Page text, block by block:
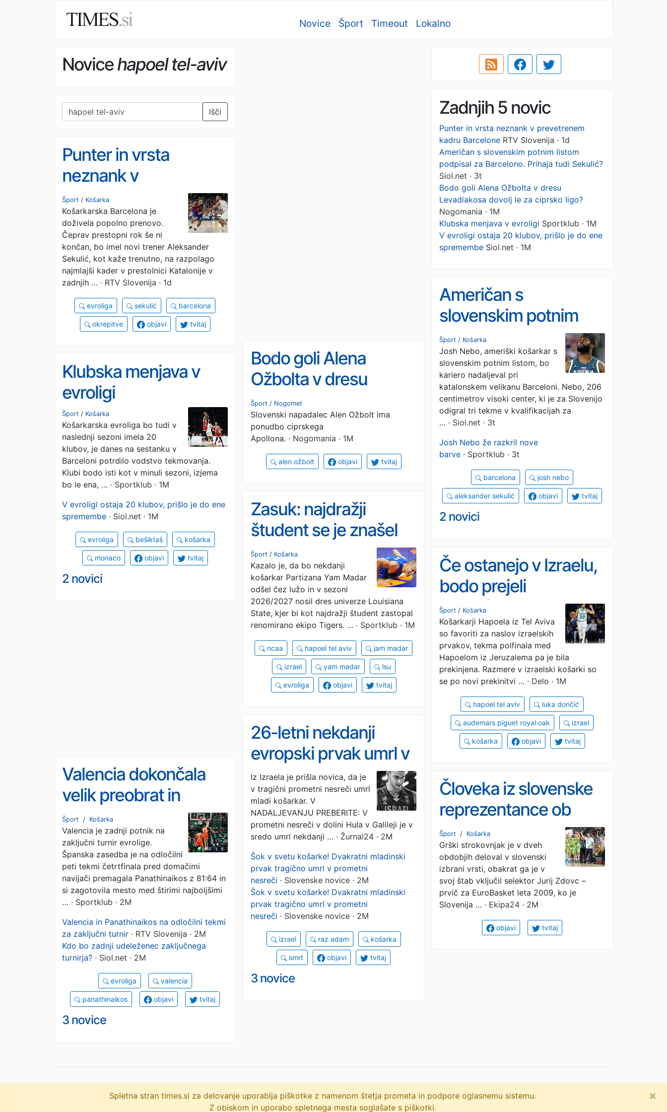
Novice Šport Timeout Lokalno
Novicehapoel tel-aviv
Išči Zadnjih 5 novic
Punter in vrsta neznank v prevetrenem
kadru Barcelone RTV Slovenija · 1d
Američan s slovenskim potnim listom
podpisal za Barcelono. Prihaja tudi Sekulić?
Siol.net · 3t
Bodo goli Alena Ožbolta v dresu
Levadiakosa dovolj le za ciprsko ligo?
Nogomania · 1M
Klubska menjava v evroligi Sportklub · 1M
V evroligi ostaja 20 klubov, prišlo je do ene
spremembe Siol.net · 1M
Punter in vrsta
neznank v
prevetrenem kadru
Barcelone
Šport / Košarka
Košarkarska Barcelona je
doživela popolno prenovo.
Čeprav prestopni rok še ni
končan, bo imel novi trener Aleksander
Sekulić, kot kaže trenutno, na razpolago
najmlajši kader v prestolnici Katalonije v
zadnjih … · RTV Slovenija · 1d
evroliga sekulić barcelona
okrepitve objavi tvitaj
Američan s
slovenskim potnim
listom podpisal za
Barcelono. Prihaja tudi
Sekulić?
Šport / Košarka
Josh Nebo, ameriški košarkar s
slovenskim potnim listom, bo
kariero nadaljeval pri
katalonskem velikanu Barceloni. Nebo, 206
centimetrov visoki center, ki je za Slovenijo
odigral tri tekme v kvalifikacijah za
… · Siol.net · 3t
Josh Nebo že razkril nove
barve · Sportklub · 3t
barcelona josh nebo
aleksander sekulić objavi tvitaj
2 novici
Bodo goli Alena
Ožbolta v dresu
Levadiakosa dovolj le
za ciprsko ligo?
Šport / Nogomet
Slovenski napadalec Alen Ožbolt ima
ponudbo ciprskega
Apollona. · Nogomania · 1M
alen ožbolt objavi tvitaj
Klubska menjava v
evroligi
Šport / Košarka
Košarkarska evroliga bo tudi v
naslednji sezoni imela 20
klubov, je danes na sestanku v
Barceloni potrdilo vodstvo tekmovanja.
Klubi bodo isti kot v minuli sezoni, izjema
bo le ena, … · Sportklub · 1M
V evroligi ostaja 20 klubov, prišlo je do ene
spremembe · Siol.net · 1M
evroliga bešiktaš košarka
monaco objavi tvitaj
2 novici
Zasuk: najdražji
študent se je znašel
na dražbi
Šport / Košarka
Kazalo je, da bo nekdanji
košarkar Partizana Yam Madar
odšel čez lužo in v sezoni
2026/2027 nosil dres univerze Louisiana
State, kjer bi kot najdražji študent zastopal
renomirano ekipo Tigers. … · Sportklub · 1M
ncaa hapoel tel aviv jam madar
izrael yam madar lsu
evroliga objavi tvitaj
Če ostanejo v Izraelu,
bodo prejeli
Dončićevo najljubšo
uro
Šport / Košarka
Košarkarji Hapoela iz Tel Aviva
so favoriti za naslov izraelskih
prvakov, tekma polfinala med
Hapoelom iz Jeruzalema pa je bila
prekinjena. Razmere v izraelski košarki so
se po novi prekinitvi … · Delo · 1M
hapoel tel aviv luka dončić
audemars piguet royal oak izrael
košarka objavi tvitaj
26-letni nekdanji
evropski prvak umrl v
prometni nesreči
Iz Izraela je prišla novica, da je
v tragični prometni nesreči umrl
mladi košarkar. V
NADALJEVANJU PREBERITE: V
prometni nesreči v dolini Hula v Galileji je v
sredo umrl nekdanji … · Žurnal24 · 2M
Šok v svetu košarke! Dvakratni mladinski
prvak tragično umrl v prometni
nesreči · Slovenske novice · 2M
Šok v svetu košarke! Dvakratni mladinski
prvak tragično umrl v prometni
nesreči · Slovenske novice · 2M
izrael raz adam košarka
smrt objavi tvitaj
3 novice
Valencia dokončala
velik preobrat in
potuje na F4
Šport / Košarka
Valencia je zadnji potnik na
zaključni turnir evrolige.
Španska zasedba je na odločilni
peti tekmi četrtfinala pred domačimi
navijači premagala Panathinaikos z 81:64 in
si zagotovila mesto med štirimi najboljšimi
… · Sportklub · 2M
Valencia in Panathinaikos na odločilni tekmi
za zaključni turnir · RTV Slovenija · 2M
Kdo bo zadnji udeleženec zaključnega
turnirja? · Siol.net · 2M
evroliga valencia
panathinaikos objavi tvitaj
3 novice
Človeka iz slovenske
reprezentance ob
vrnitvi doma pričakala
druga družina
Šport / Košarka
Grški strokovnjak je v dveh
obdobjih deloval v slovenski
izbrani vrsti, obakrat ga je v
svoj štab vključil selektor Jurij Zdovc –
prvič za EuroBasket leta 2009, ko je
Slovenija … · Ekipa24 · 2M
objavi tvitaj
Spletna stran times.si za delovanje uporablja piškotke z namenom štetja prometa in podpore oglasnemu sistemu.
Z obiskom in uporabo spletnega mesta soglašate s piškotki.
×
© 2009-2026 times.si